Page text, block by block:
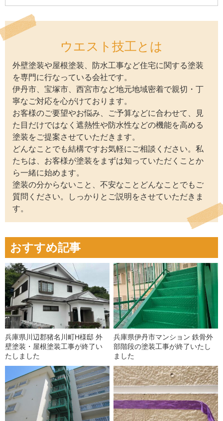
ウエスト技工とは
外壁塗装や屋根塗装、防水工事など住宅に関する塗装
を専門に行なっている会社です。
伊丹市、宝塚市、西宮市など地元地域密着で親切・丁
寧なご対応を心がけております。
お客様のご要望やお悩み、ご予算などに合わせて、見
た目だけではなく遮熱性や防水性などの機能を高める
塗装をご提案させていただきます。
どんなことでも結構ですお気軽にご相談ください。私
たちは、お客様が塗装をまずは知っていただくことか
ら一緒に始めます。
塗装の分からないこと、不安なことどんなことでもご
質問ください。しっかりとご説明をさせていただきま
す。
おすすめ記事
兵庫県川辺郡猪名川町H様邸 外
壁塗装・屋根塗装工事が終了い
たしました
兵庫県伊丹市マンション 鉄骨外
部階段の塗装工事が終了いたし
ました